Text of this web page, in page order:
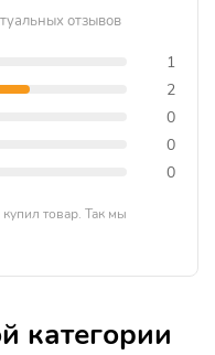
отзывов
1
2
0
0
0
товар. Так мы
категории